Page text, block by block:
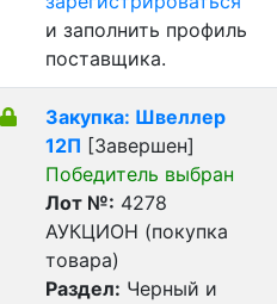
и заполнить профиль
поставщика.
Закупка: Швеллер
12П [Завершен]
Победитель выбран
Лот №: 4278
АУКЦИОН (покупка
товара)
Раздел: Черный и